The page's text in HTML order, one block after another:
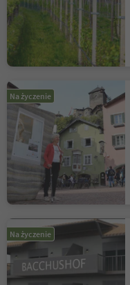
Na życzenie
Na życzenie